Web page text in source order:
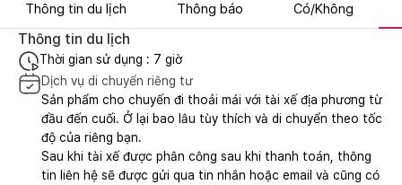
Thông tin du lịch Thông báo Có/Không
Thông tin du lịch
Thời gian sử dụng : 7 giờ
Dịch vụ di chuyển riêng tư
Sản phẩm cho chuyến đi thoải mái với tài xế địa phương từ
đầu đến cuối. Ở lại bao lâu tùy thích và di chuyển theo tốc
độ của riêng bạn.
Sau khi tài xế được phân công sau khi thanh toán, thông
tin liên hệ sẽ được gửi qua tin nhắn hoặc email và cũng có